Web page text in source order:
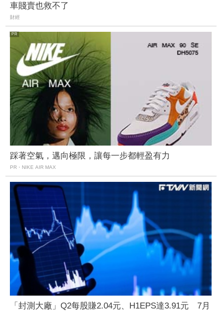
車賤賣也救不了
財經
踩著空氣，邁向極限，讓每一步都輕盈有力
PR・NIKE AIR MAX
「封測大廠」Q2每股賺2.04元、H1EPS達3.91元 7月